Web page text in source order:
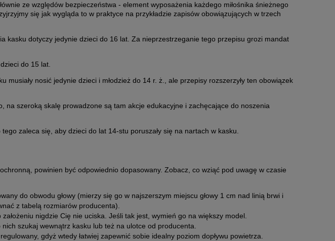
Cena regularna:
900,00 zł
ze względów bezpieczeństwa - element wyposażenia każdego miłośnika śnieżnego
się jak wygląda to w praktyce na przykładzie zapisów obowiązujących w trzech
kasku dotyczy jedynie dzieci do 16 lat. Za nieprzestrzeganie tego przepisu grozi mandat
do 15 lat.
musiały nosić jedynie dzieci i młodzież do 14 r. ż., ale przepisy rozszerzyły ten obowiązek
na szeroką skalę prowadzone są tam akcje edukacyjne i zachęcające do noszenia
zaleca się, aby dzieci do lat 14-stu poruszały się na nartach w kasku.
powinien być odpowiednio dopasowany. Zobacz, co wziąć pod uwagę w czasie
do obwodu głowy (mierzy się go w najszerszym miejscu głowy 1 cm nad linią brwi i
z tabelą rozmiarów producenta).
nigdzie Cię nie uciska. Jeśli tak jest, wymień go na większy model.
szukaj wewnątrz kasku lub też na ulotce od producenta.
gdyż wtedy łatwiej zapewnić sobie idealny poziom dopływu powietrza.